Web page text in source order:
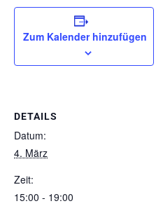
Zum Kalender hinzufügen
DETAILS
Datum:
4. März
Zeit:
15:00 - 19:00